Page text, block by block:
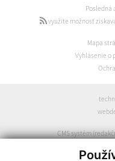
Posledná
využite možnosť
Mapa
Vyhlásenie o
CMS systém